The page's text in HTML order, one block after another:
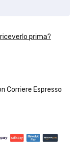
prima?
Corriere Espresso
e ricevi il 5%